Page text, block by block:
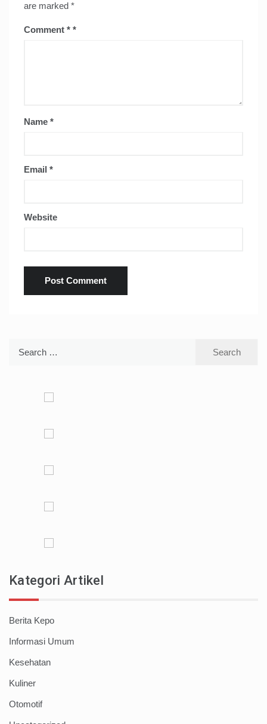
are marked *
Comment *
Name *
Email *
Website
Kategori Artikel
Berita Kepo
Informasi Umum
Kesehatan
Kuliner
Otomotif